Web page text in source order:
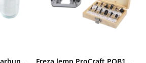
Filtru apa triplu cu carbune/bumbac/sita 3x3/4"*10 Freza lemn ProCraft POB1700, 1200 W, 2600 Rpm cu 12 freze pentru lemn incluse in pachet